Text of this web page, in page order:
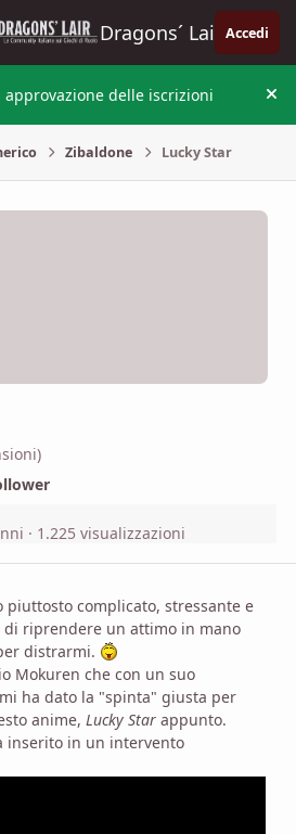
Dragons´ Lair Accedi
delle iscrizioni
Zibaldone Lucky Star
· 1.225 visualizzazioni
piuttosto complicato, stressante e
riprendere un attimo in mano
distrarmi.
Mokuren che con un suo
ha dato la "spinta" giusta per
anime, Lucky Star appunto.
inserito in un intervento